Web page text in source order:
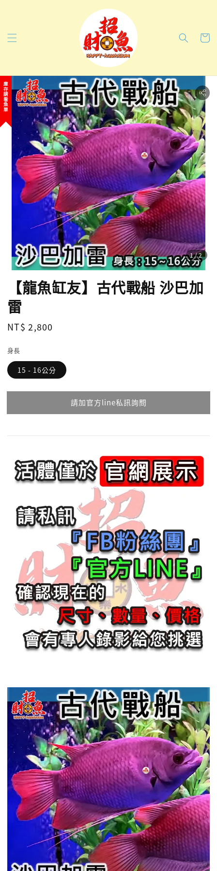
1/2
庫存請看魚單
【龍魚缸友】古代戰船 沙巴加
雷
Regular
NT$ 2,800
身長
15 - 16公分
請加官方line私訊詢問